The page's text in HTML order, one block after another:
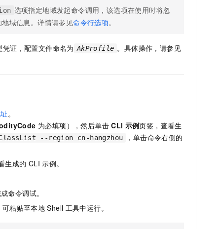
选项指定地域发起命令调用，该选项在使用时将忽
域信息。详情请参见命令行选项。
凭证，配置文件命名为 AkProfile 。具体操作，请参见
。
为必填项），然后单击 CLI 示例页签，查看生
--region cn-hangzhou
，单击命令右侧的
生成的 CLI 示例。
命令调试。
粘贴至本地 Shell 工具中运行。